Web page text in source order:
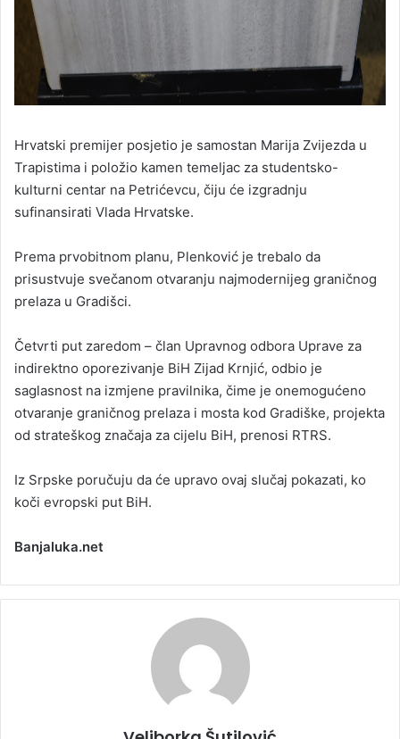
Hrvatski premijer posjetio je samostan Marija Zvijezda u
Trapistima i položio kamen temeljac za studentsko-
kulturni centar na Petrićevcu, čiju će izgradnju
sufinansirati Vlada Hrvatske.
Prema prvobitnom planu, Plenković je trebalo da
prisustvuje svečanom otvaranju najmodernijeg graničnog
prelaza u Gradišci.
Četvrti put zaredom – član Upravnog odbora Uprave za
indirektno oporezivanje BiH Zijad Krnjić, odbio je
saglasnost na izmjene pravilnika, čime je onemogućeno
otvaranje graničnog prelaza i mosta kod Gradiške, projekta
od strateškog značaja za cijelu BiH, prenosi RTRS.
Iz Srpske poručuju da će upravo ovaj slučaj pokazati, ko
koči evropski put BiH.
Banjaluka.net